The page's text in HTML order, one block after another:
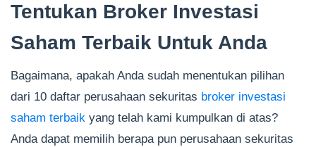
Tentukan Broker Investasi
Saham Terbaik Untuk Anda
Bagaimana, apakah Anda sudah menentukan pilihan
dari 10 daftar perusahaan sekuritas broker investasi
saham terbaik yang telah kami kumpulkan di atas?
Anda dapat memilih berapa pun perusahaan sekuritas